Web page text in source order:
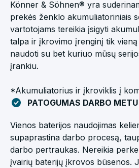
Könner & Söhnen® yra
prekės ženklo akumuliatoriniais
vartotojams tereikia įsigyti
talpa ir įkrovimo įrenginį tik
naudoti su bet kuriuo mūsų
įrankiu.
*Akumuliatorius ir įkroviklis į
PATOGUMAS DARBO METU
Vienos baterijos naudojimas
supaprastina darbo procesą,
darbo pertraukas. Nereikia
įvairių baterijų įkrovos būsenos.